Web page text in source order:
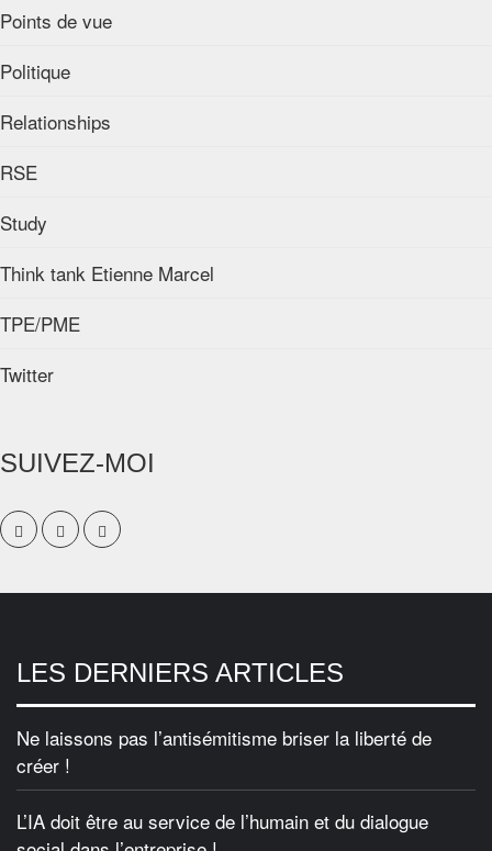
Points de vue
Politique
Relationships
RSE
Study
Think tank Etienne Marcel
TPE/PME
Twitter
SUIVEZ-MOI
LES DERNIERS ARTICLES
Ne laissons pas l’antisémitisme briser la liberté de
créer !
L’IA doit être au service de l’humain et du dialogue